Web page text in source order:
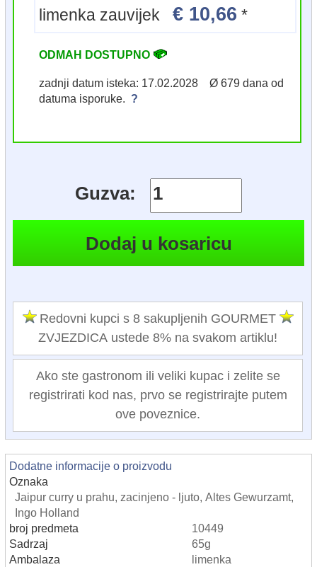
limenka zauvijek€ 10,66 *
ODMAH DOSTUPNO
zadnji datum isteka: 17.02.2028 Ø 679 dana od
datuma isporuke. ?
Guzva:
Redovni kupci s 8 sakupljenih GOURMET
ZVJEZDICA ustede 8% na svakom artiklu!
Ako ste gastronom ili veliki kupac i zelite se
registrirati kod nas, prvo se registrirajte putem
ove poveznice.
Dodatne informacije o proizvodu
Oznaka
Jaipur curry u prahu, zacinjeno - ljuto, Altes Gewurzamt,
Ingo Holland
broj predmeta
10449
Sadrzaj
65g
Ambalaza
limenka